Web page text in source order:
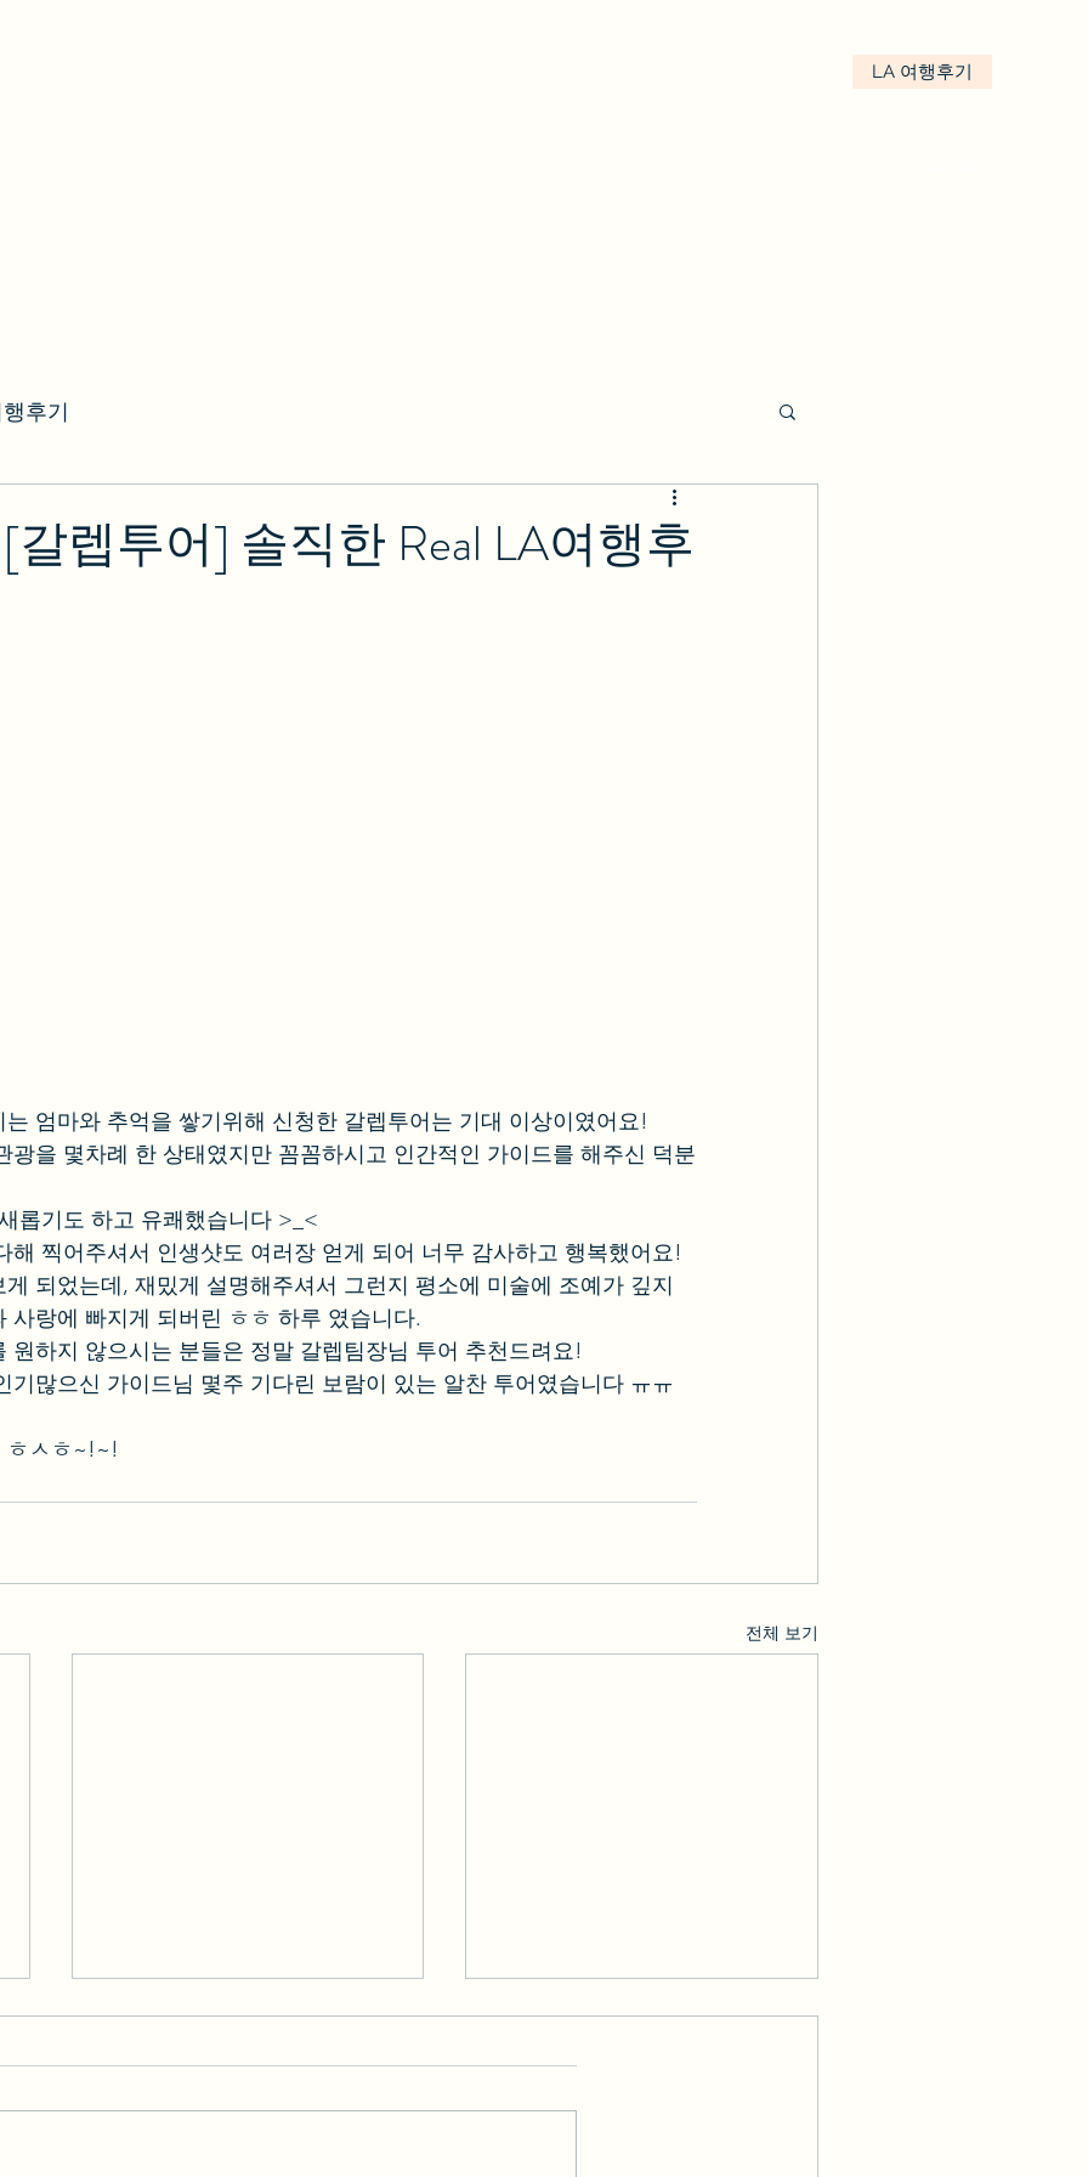
LA 여행후기
후기
렙투어] 솔직한 Real LA여행후
엄마와 추억을 쌓기위해 신청한 갈렙투어는 기대 이상이였어요!
광을 몇차례 한 상태였지만 꼼꼼하시고 인간적인 가이드를 해주신 덕분
롭기도 하고 유쾌했습니다 >_<
해 찍어주셔서 인생샷도 여러장 얻게 되어 너무 감사하고 행복했어요!
되었는데, 재밌게 설명해주셔서 그런지 평소에 미술에 조예가 깊지
사랑에 빠지게 되버린 ㅎㅎ 하루 였습니다.
원하지 않으시는 분들은 정말 갈렙팀장님 투어 추천드려요!
기많으신 가이드님 몇주 기다린 보람이 있는 알찬 투어였습니다 ㅠㅠ
ㅎㅅㅎ~!~!
전체 보기